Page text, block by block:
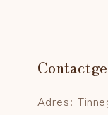
Adres: